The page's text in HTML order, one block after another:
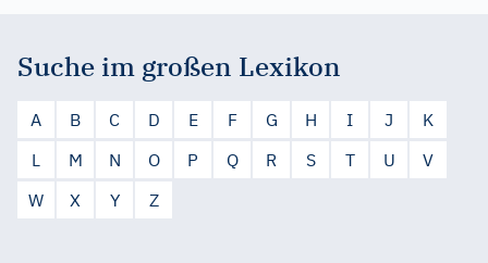
Suche im großen Lexikon
A B C D E F G H I J
K
L
M N O P Q R S T U
V
W
X Y Z